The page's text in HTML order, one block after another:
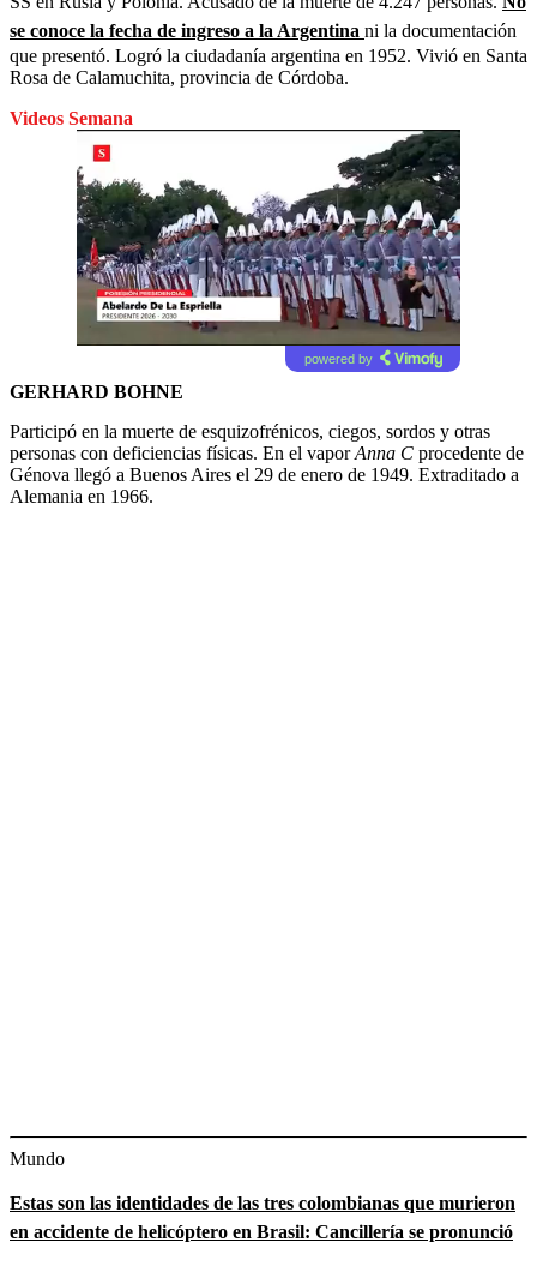
se conoce la fecha de ingreso a la Argentina ni la documentación
que presentó. Logró la ciudadanía argentina en 1952. Vivió en Santa
Rosa de Calamuchita, provincia de Córdoba.
Videos Semana
powered by
GERHARD BOHNE
Participó en la muerte de esquizofrénicos, ciegos, sordos y otras
personas con deficiencias físicas. En el vaporAnna C procedente de
Génova llegó a Buenos Aires el 29 de enero de 1949. Extraditado a
Alemania en 1966.
Mundo
Estas son las identidades de las tres colombianas que murieron
en accidente de helicóptero en Brasil: Cancillería se pronunció